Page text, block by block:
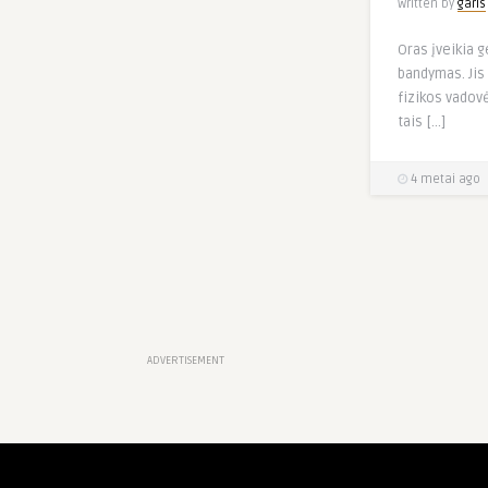
ADVERTISEMENT
Written by garis
Oras įveikia
bandymas.
fizikos
tais […]
4 metai ago